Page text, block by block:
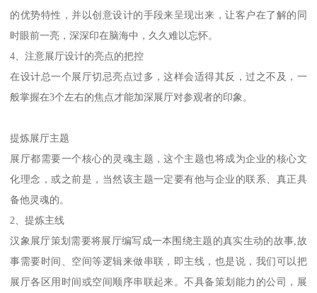
规划。
2、要对企业形象与产品的特性与功能等有详细的了解
以确定展厅设计的大致风格取向，例如中式、新中式、简风、流线
型、科技感、数码感、工业风等等、每个风格的确定决定于企业文
化的历史沉淀与发展趋势，因此必须要深入了解企业文化背景与产
3、设计过程中要深挖文化与产品优势
以提炼出企业的具优势的文化内涵，提炼出企业产品具核心竞争力
的优势特性，并以创意设计的手段来呈现出来，让客户在了解的同
时眼前一亮，深深印在脑海中，久久难以忘怀。
4、注意展厅设计的亮点的把控
在设计总一个展厅切忌亮点过多，这样会适得其反，过之不及，一
般掌握在3个左右的焦点才能加深展厅对参观者的印象。